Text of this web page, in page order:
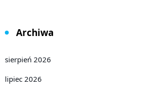
Archiwa
sierpień 2026
lipiec 2026